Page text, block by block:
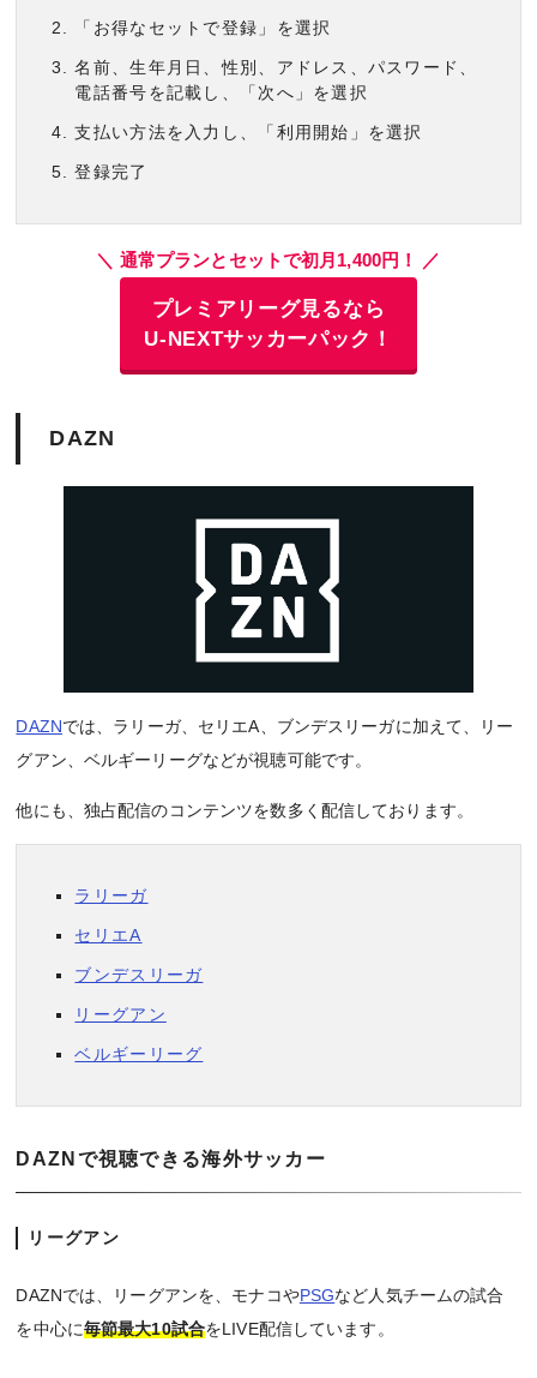
「お得なセットで登録」を選択
名前、生年月日、性別、アドレス、パスワード、
電話番号を記載し、「次へ」を選択
支払い方法を入力し、「利用開始」を選択
登録完了
＼ 通常プランとセットで初月1,400円！ ／
プレミアリーグ見るなら
U-NEXTサッカーパック！
DAZN
DAZNでは、ラリーガ、セリエA、ブンデスリーガに加えて、リー
グアン、ベルギーリーグなどが視聴可能です。
他にも、独占配信のコンテンツを数多く配信しております。
ラリーガ
セリエA
ブンデスリーガ
リーグアン
ベルギーリーグ
DAZNで視聴できる海外サッカー
リーグアン
DAZNでは、リーグアンを、モナコやPSGなど人気チームの試合
を中心に毎節最大10試合をLIVE配信しています。